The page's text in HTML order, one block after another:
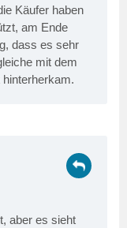
Käufer haben
am Ende
dass es sehr
mit dem
aber es sieht